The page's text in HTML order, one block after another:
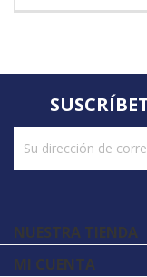
NUESTRA TIENDA
MI CUENTA